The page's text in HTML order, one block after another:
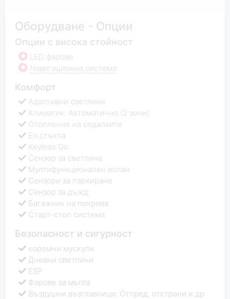
Оборудване - Опции
Опции с висока стойност
LED фарове
Навигационна система
Комфорт
Адаптивни светлини
Климатик: Автоматично (2 зони)
Отопление на седалките
Ел.стъкла
Keyless Go
Сензор за светлина
Мултифункционален волан
Сензори за паркиране
Сензор за дъжд
Багажник на покрива
Старт-стоп система
Безопасност и сигурност
коремни мускули
Дневни светлини
ESP
Фарове за мъгла
Въздушни възглавници: Отпред, отстрани и др